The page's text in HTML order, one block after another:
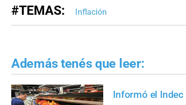
#TEMAS: Inflación
Además tenés que leer:
Informó el Indec